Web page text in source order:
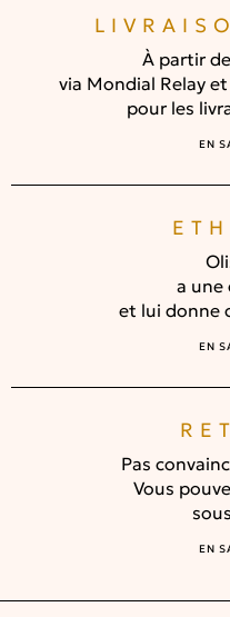
À partir
via Mondial Relay
pour les
EN
a une
et lui donne
EN
Pas
Vous
EN